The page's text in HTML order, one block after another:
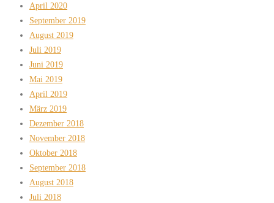
April 2020
September 2019
August 2019
Juli 2019
Juni 2019
Mai 2019
April 2019
März 2019
Dezember 2018
November 2018
Oktober 2018
September 2018
August 2018
Juli 2018